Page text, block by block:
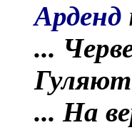
Арденд
...
... На